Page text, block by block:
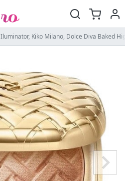
Iluminator, Kiko Milano, Dolce Diva Baked